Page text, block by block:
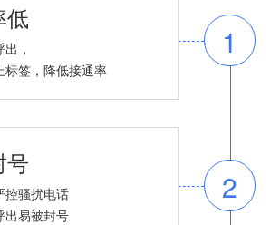
低
，
标签，降低接通率
1
号
控骚扰电话
出易被封号
2